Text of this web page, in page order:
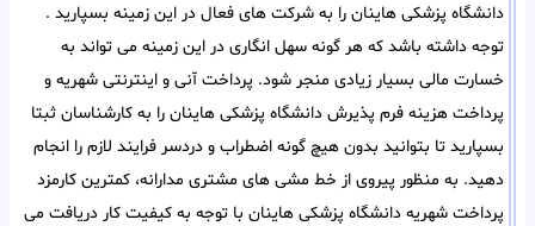
دانشگاه پزشکی هاینان را به شرکت های فعال در این زمینه بسپارید .
توجه داشته باشد که هر گونه سهل انگاری در این زمینه می تواند به
خسارت مالی بسیار زیادی منجر شود. پرداخت آنی و اینترنتی شهریه و
پرداخت هزینه فرم پذیرش دانشگاه پزشکی هاینان را به کارشناسان ثبتا
بسپارید تا بتوانید بدون هیچ گونه اضطراب و دردسر فرایند لازم را انجام
دهید. به منظور پیروی از خط مشی های مشتری مدارانه، کمترین کارمزد
پرداخت شهریه دانشگاه پزشکی هاینان با توجه به کیفیت کار دریافت می